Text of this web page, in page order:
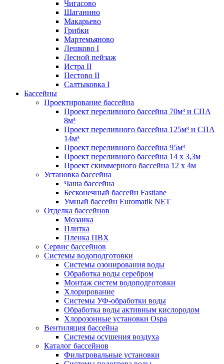
Чигасово
Шаганино
Макарьево
Грибки
Мартемьяново
Лешково I
Лесной пейзаж
Истра II
Пестово II
Салтыковка I
Бассейны
Проектирование бассейна
Проект переливного бассейна 70м³ и СПА
8м³
Проект переливного бассейна 125м³ и СПА
14м³
Проект переливного бассейна 95м³
Проект переливного бассейна 14 х 3,3м
Проект скиммерного бассейна 12 х 4м
Установка бассейна
Чаша бассейна
Бесконечный бассейн Fastlane
Умный бассейн Euromatik NET
Отделка бассейнов
Мозаика
Плитка
Пленка ПВХ
Сервис бассейнов
Системы водоподготовки
Системы озонирования воды
Обработка воды серебром
Монтаж систем водоподготовки
Хлорирование
Системы УФ-обработки воды
Обработка воды активным кислородом
Хлорозонные установки Ospa
Вентиляция бассейна
Системы осушения воздуха
Каталог бассейнов
Фильтровальные установки